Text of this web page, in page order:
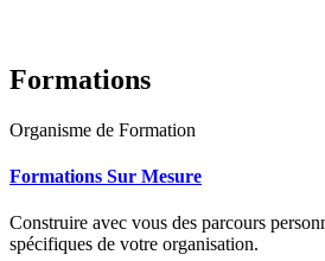
Formations
Organisme de Formation
Formations Sur Mesure
Construire avec vous des parcours
spécifiques de votre organisation.